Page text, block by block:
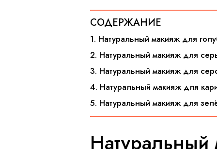
СОДЕРЖАНИЕ
1. Натуральный макияж для
2. Натуральный макияж для
3. Натуральный макияж для
4. Натуральный макияж для
5. Натуральный макияж для